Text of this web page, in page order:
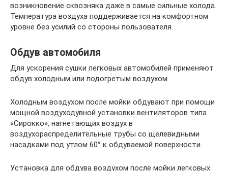
возникновение сквозняка даже в самые сильные холода.
Температура воздуха поддерживается на комфортном
уровне без усилий со стороны пользователя.
Обдув автомобиля
Для ускорения сушки легковых автомобилей применяют
обдув холодным или подогретым воздухом.
Холодным воздухом после мойки обдувают при помощи
мощной воздуходувной установки вентиляторов типа
«Сирокко», нагнетающих воздух в
воздухораспределительные трубы со щелевидными
насадками под утлом 60° к обдуваемой поверхности.
Установка для обдува воздухом после мойки легковых